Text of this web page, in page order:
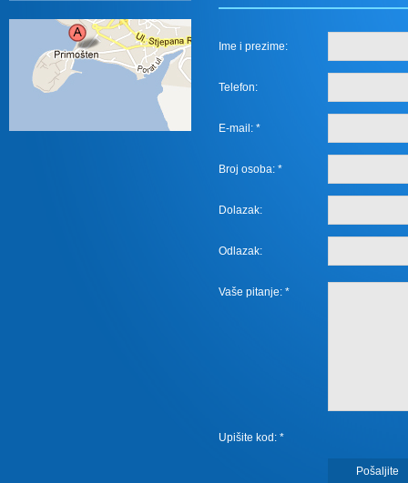
Ime i prezime:
Telefon:
E-mail: *
Broj osoba: *
Dolazak:
Odlazak:
Vaše pitanje: *
Upišite kod: *